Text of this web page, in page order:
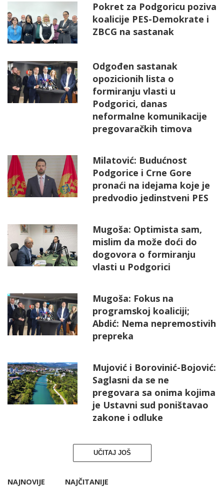
Pokret za Podgoricu poziva
koalicije PES-Demokrate i
ZBCG na sastanak
Odgođen sastanak
opozicionih lista o
formiranju vlasti u
Podgorici, danas
neformalne komunikacije
pregovaračkih timova
Milatović: Budućnost
Podgorice i Crne Gore
pronaći na idejama koje je
predvodio jedinstveni PES
Mugoša: Optimista sam,
mislim da može doći do
dogovora o formiranju
vlasti u Podgorici
Mugoša: Fokus na
programskoj koaliciji;
Abdić: Nema nepremostivih
prepreka
Mujović i Borovinić-Bojović:
Saglasni da se ne
pregovara sa onima kojima
je Ustavni sud poništavao
zakone i odluke
UČITAJ JOŠ
NAJNOVIJE NAJČITANIJE